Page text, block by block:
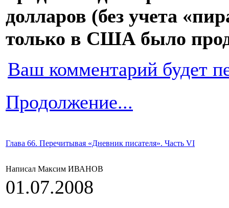
долларов (без учета
только в США было
Ваш комментарий будет
Продолжение...
Глава 66. Перечитывая «Дневник писателя». Часть VI
Написал Максим ИВАНОВ
01.07.2008